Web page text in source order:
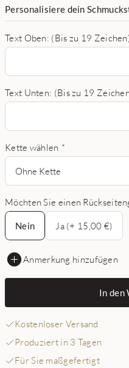
Personalisiere dein
Text Oben: (Bis zu 19
Text Unten: (Bis zu 19
Kette wählen *
Ohne Kette
Möchten Sie einen
Nein
Nein
Ja (+ 15,00 €)
Anmerkung hinzufügen
In den
Kostenloser Versand
Produziert in 3 Tagen
Für Sie maßgefertigt